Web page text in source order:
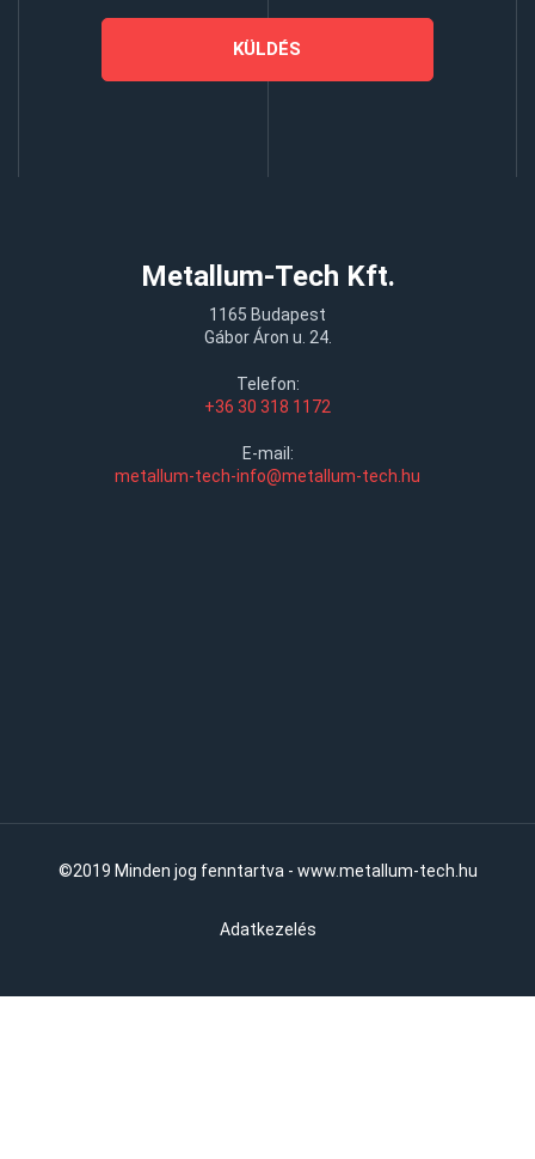
Metallum-Tech Kft.
1165 Budapest
Gábor Áron u. 24.
Telefon:
+36 30 318 1172
E-mail:
metallum-tech-info@metallum-tech.hu
©2019 Minden jog fenntartva - www.metallum-tech.hu
Adatkezelés